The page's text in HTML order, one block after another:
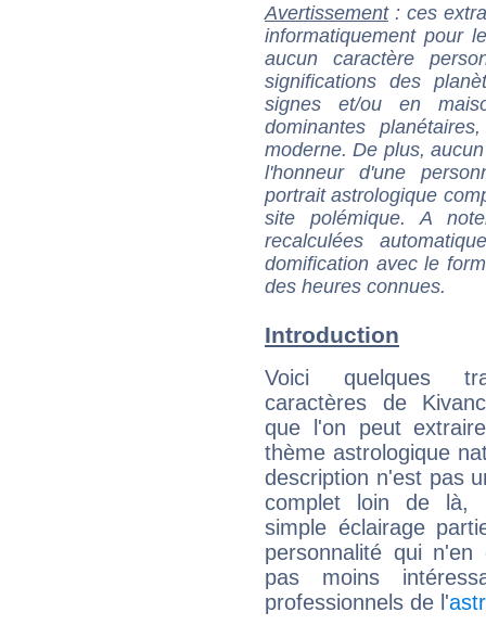
Avertissement: ces
informatiquement pour
aucun caractère
significations des
signes et/ou en
dominantes
moderne. De plus,
l'honneur d'une
portrait astrologique
site polémique. A
recalculées
domification avec le
des heures connues.
Introduction
Voici quelques
caractères de
que l'on peut
thème astrologique
description n'est pas
complet loin de là,
simple éclairage
personnalité qui n'en
pas moins
professionnels de l'